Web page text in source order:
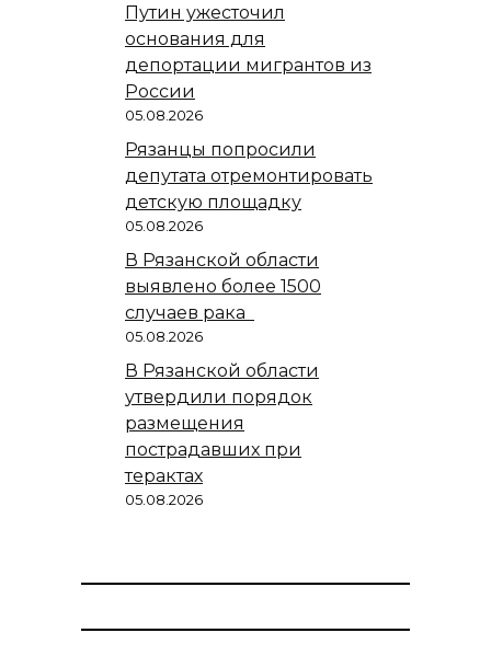
Путин ужесточил
основания для
депортации мигрантов из
России
05.08.2026
Рязанцы попросили
депутата отремонтировать
детскую площадку
05.08.2026
В Рязанской области
выявлено более 1500
случаев рака
05.08.2026
В Рязанской области
утвердили порядок
размещения
пострадавших при
терактах
05.08.2026